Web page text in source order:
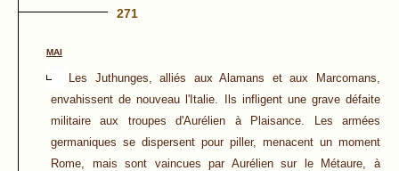
271
MAI
Les Juthunges, alliés aux Alamans et aux Marcomans,
envahissent de nouveau l'Italie. Ils infligent une grave défaite
militaire aux troupes d'Aurélien à Plaisance. Les armées
germaniques se dispersent pour piller, menacent un moment
Rome, mais sont vaincues par Aurélien sur le Métaure, à